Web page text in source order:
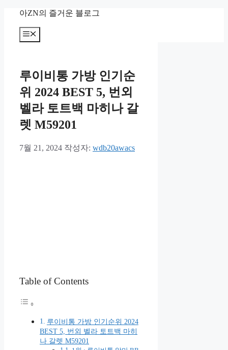
아ZN의 즐거운 블로그
메
뉴
루이비통 가방 인기순
위 2024 BEST 5, 번외
벨라 토트백 마히나 갈
렛 M59201
7월 21, 2024 작성자: wdb20awacs
Table of Contents
루이비통 가방 인기순위 2024
BEST 5, 번외 벨라 토트백 마히
나 갈렛 M59201